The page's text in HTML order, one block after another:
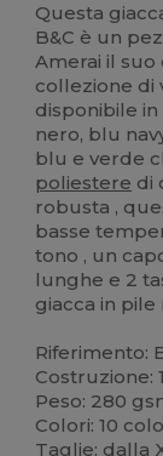
Questa
B&C è un
Amerai il
collezione di
disponibile in
nero, blu
blu e verde
poliestere di
robusta ,
basse
tono , un
lunghe e 2
giacca in pile
Riferimento:
Costruzione:
Peso: 280
Colori: 10
Taglie: dalla